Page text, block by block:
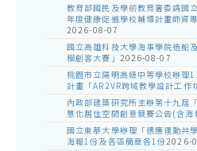
教育部國民及學前教育署委請國
年度健康促進學校輔導計畫師資
2026-08-07
國立高雄科技大學海事學院造船
模創客大賽」 2026-08-07
桃園市立陽明高級中等學校辦理
計畫「AR2VR跨域教學設計工作
內政部建築研究所主辦第十九屆
慧化居住空間創意競賽公告(含
國立東華大學辦理「適應運動共
海報1份及各區簡章各1份2026-